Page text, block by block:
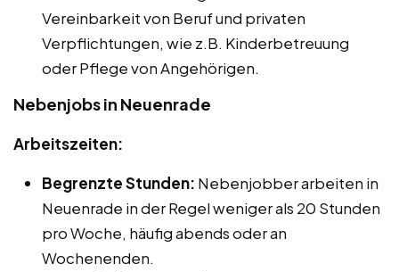
Vereinbarkeit von Beruf und privaten
Verpflichtungen, wie z.B. Kinderbetreuung
oder Pflege von Angehörigen.
Nebenjobs in Neuenrade
Arbeitszeiten:
Begrenzte Stunden: Nebenjobber arbeiten in
Neuenrade in der Regel weniger als 20 Stunden
pro Woche, häufig abends oder an
Wochenenden.